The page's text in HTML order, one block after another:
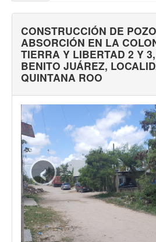
Gobierno abierto
Comité de transparencia
Gestión documental
Denuncias
CONSTRUCCIÓN DE
ABSORCIÓN EN LA
TIERRA Y LIBERTAD 2 Y
BENITO JUÁREZ,
QUINTANA ROO
‹